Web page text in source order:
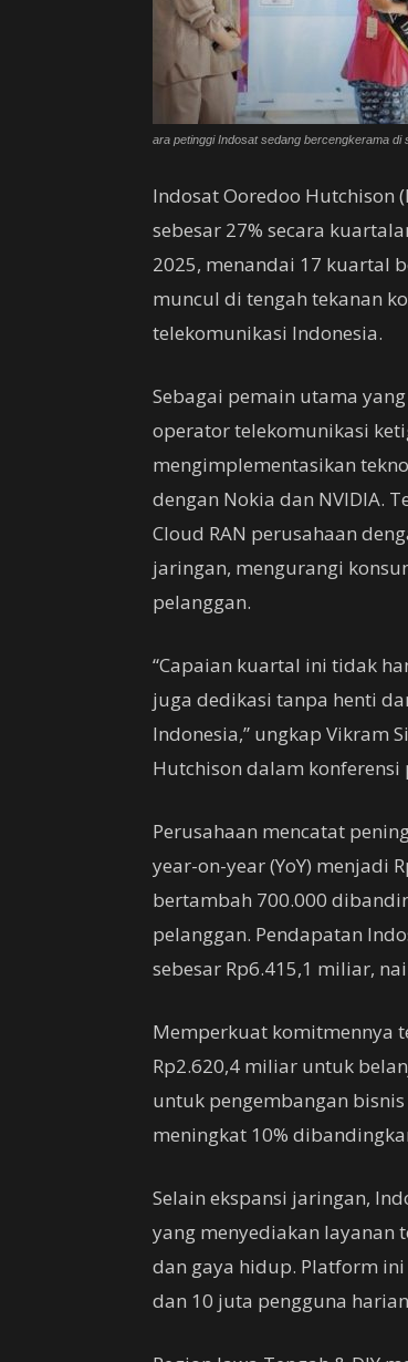
ara petinggi Indosat sedang bercengkerama
Indosat Ooredoo Hutchison
sebesar 27% secara
2025, menandai 17 kuartal
muncul di tengah tekanan
telekomunikasi Indonesia.
Sebagai pemain utama
operator telekomunikasi
mengimplementasikan
dengan Nokia dan NVIDIA.
Cloud RAN perusahaan
jaringan, mengurangi
pelanggan.
“Capaian kuartal ini tidak
juga dedikasi tanpa henti
Indonesia,” ungkap Vikram
Hutchison dalam
Perusahaan mencatat
year-on-year (YoY) menjadi
bertambah 700.000
pelanggan. Pendapatan
sebesar Rp6.415,1 miliar,
Memperkuat komitmennya
Rp2.620,4 miliar untuk
untuk pengembangan
meningkat 10%
Selain ekspansi jaringan,
yang menyediakan layanan
dan gaya hidup. Platform
dan 10 juta pengguna